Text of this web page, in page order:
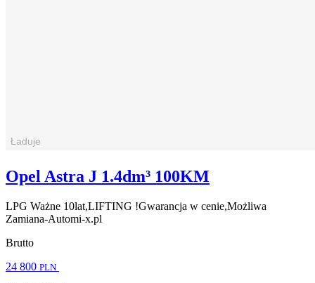
Opel Astra J 1.4dm³ 100KM
LPG Ważne 10lat,LIFTING !Gwarancja w cenie,Możliwa
Zamiana-Automi-x.pl
Brutto
24 800 PLN